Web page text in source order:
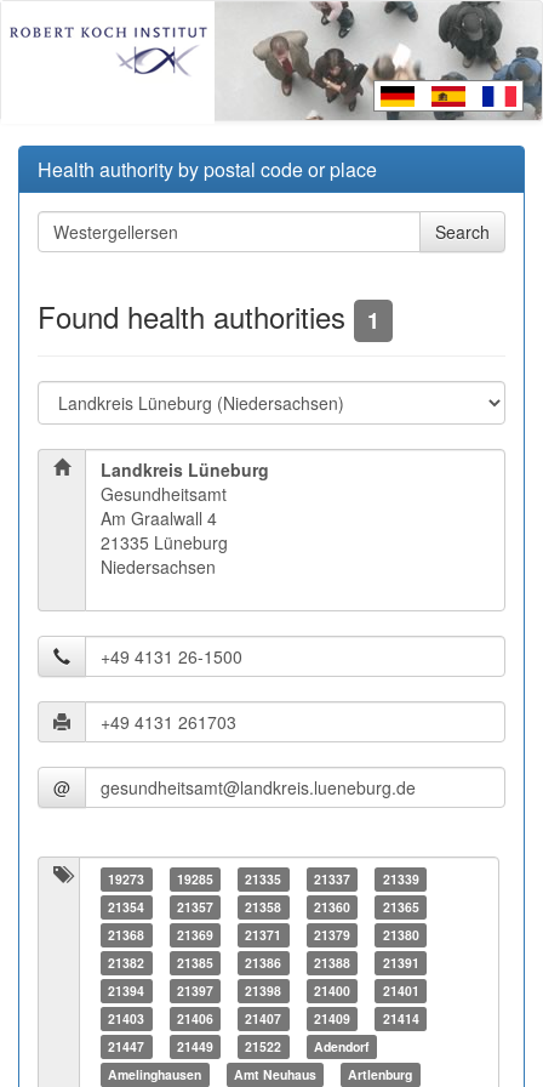
Health authority by postal code or place
Found health authorities 1
Landkreis Lüneburg
Gesundheitsamt
Am Graalwall 4
21335 Lüneburg
Niedersachsen
@
19273 19285 21335 21337
21339
21354
21357 21358 21360
21365
21368
21369 21371 21379
21380
21382
21385 21386 21388
21391
21394
21397 21398 21400
21401
21403
21406 21407 21409
21414
21447
21449 21522
Adendorf
Amelinghausen
Amt Neuhaus Artlenburg